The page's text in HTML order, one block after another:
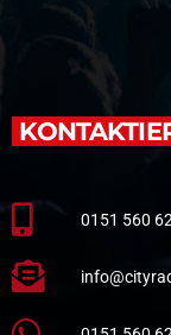
0151 560